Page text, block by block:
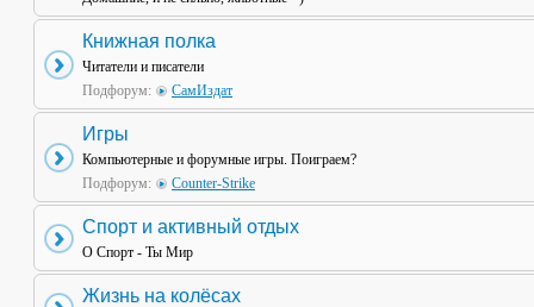
Книжная полка
Читатели и писатели
Подфорум:
СамИздат
Игры
Компьютерные и форумные игры. Поиграем?
Подфорум:
Counter-Strike
Спорт и активный отдых
О Спорт - Ты Мир
Жизнь на колёсах